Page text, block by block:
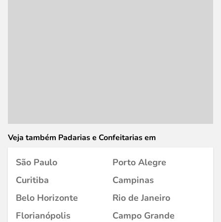
Veja também Padarias e Confeitarias em
São Paulo
Porto Alegre
Curitiba
Campinas
Belo Horizonte
Rio de Janeiro
Florianópolis
Campo Grande